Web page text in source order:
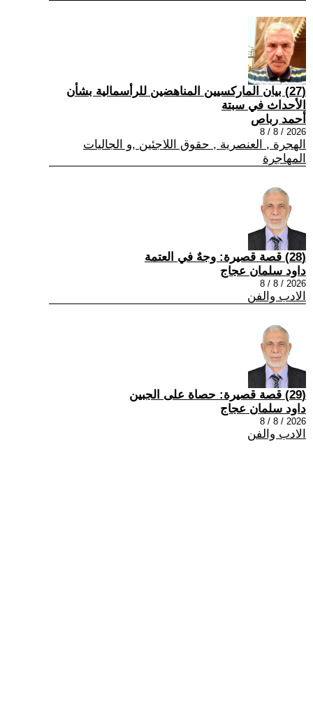
(27) بيان الماركسيين المناهضين للرأسمالية بشأن
الأحداث في سبتة
أحمد رباص
2026 / 8 / 8
الهجرة , العنصرية , حقوق اللاجئين ,و الجاليات
المهاجرة
(28) قصة قصيرة: وجهٌ في العتمة
داود سلمان عجاج
2026 / 8 / 8
الادب والفن
(29) قصة قصيرة: حصاة على الجبين
داود سلمان عجاج
2026 / 8 / 8
الادب والفن